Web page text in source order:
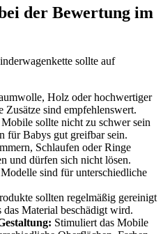
der Bewertung im
sollte auf
Holz oder hochwertiger
Zusätze sind empfehlenswert.
sollte nicht zu schwer sein
für Babys gut greifbar sein.
Schlaufen oder Ringe
und dürfen sich nicht lösen.
sind für unterschiedliche
sollten regelmäßig gereinigt
das Material beschädigt wird.
Stimuliert das Mobile